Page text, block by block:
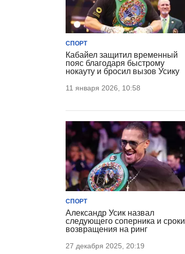
СПОРТ
Кабайел защитил временный
пояс благодаря быстрому
нокауту и бросил вызов Усику
11 января 2026, 10:58
СПОРТ
Александр Усик назвал
следующего соперника и сроки
возвращения на ринг
27 декабря 2025, 20:19